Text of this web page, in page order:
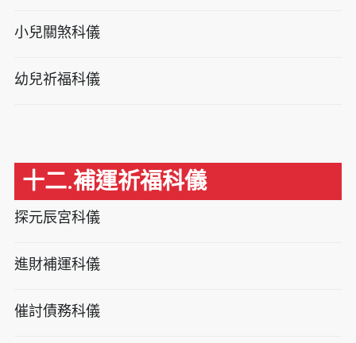
小兒關煞科儀
幼兒祈福科儀
十二.補運祈福科儀
探元辰宮科儀
進財補運科儀
催討債務科儀